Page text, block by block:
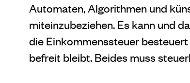
Automaten, Algorithmen und
miteinzubeziehen. Es kann und
die Einkommenssteuer
befreit bleibt. Beides muss